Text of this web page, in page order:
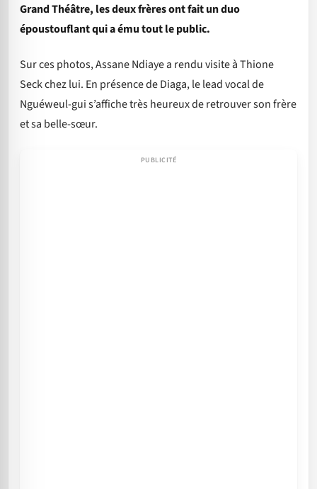
Grand Théâtre, les deux frères ont fait un duo
époustouflant qui a ému tout le public.
Sur ces photos, Assane Ndiaye a rendu visite à Thione
Seck chez lui. En présence de Diaga, le lead vocal de
Nguéweul-gui s’affiche très heureux de retrouver son frère
et sa belle-sœur.